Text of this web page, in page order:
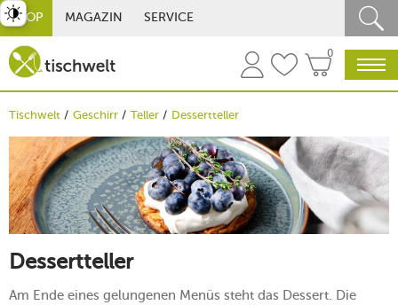
SHOP MAGAZIN SERVICE
0
Tischwelt Geschirr Teller Dessertteller
Dessertteller
Am Ende eines gelungenen Menüs steht das Dessert. Die
umschalten